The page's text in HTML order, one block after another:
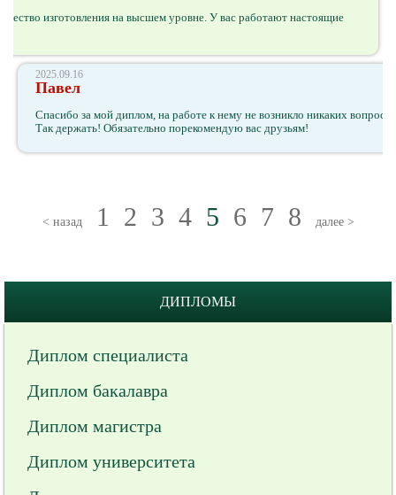
изготовления на высшем уровне. У вас работают настоящие
2025.09.16
Павел
Спасибо за мой диплом, на работе к нему не возникло никаких
Так держать! Обязательно порекомендую вас друзьям!
< назад 1 2 3 4 5 6 7 8 далее >
ДИПЛОМЫ
Диплом специалиста
Диплом бакалавра
Диплом магистра
Диплом университета